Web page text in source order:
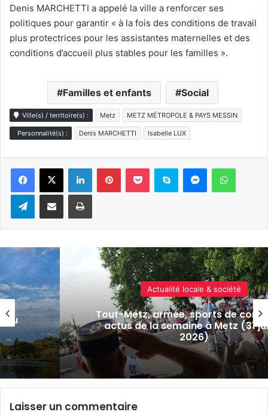
Denis MARCHETTI a appelé la ville a renforcer ses
politiques pour garantir « à la fois des conditions de travail
plus protectrices pour les assistantes maternelles et des
conditions d’accueil plus stables pour les familles ».
Familles et enfants Social
Ville(s) / territoire(s) : Metz METZ MÉTROPOLE & PAYS MESSIN
Personnalité(s) : Denis MARCHETTI Isabelle LUX
LinkedinPinterestPocket Skype Messenger
TelegramPartager par e-mail Imprimer
: 7
Culture & spectacles
Cinéma plein air à Metz : J-1
diffusion du film « Le Procès du
Laisser un commentaire